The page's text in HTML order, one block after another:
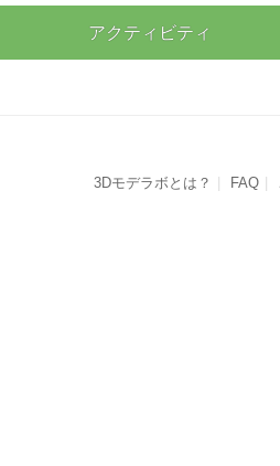
アクティビティ
3Dモデラボとは？ FAQ